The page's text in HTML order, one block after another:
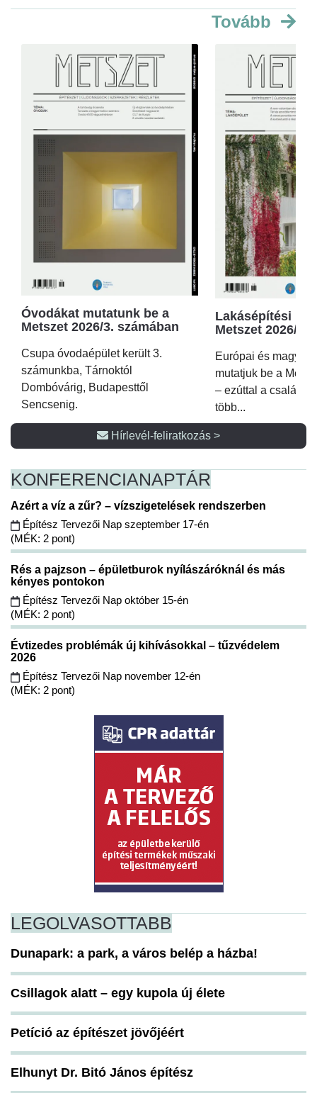
Tovább
Óvodákat mutatunk be a
Metszet 2026/3. számában
Csupa óvodaépület került 3.
számunkba, Tárnoktól
Dombóvárig, Budapesttől
Sencsenig.
Lakásépítési
Metszet 2026/2.
Európai és magyar
mutatjuk be a
– ezúttal a családi
több...
Hírlevél-feliratkozás >
KONFERENCIANAPTÁR
Azért a víz a zűr? – vízszigetelések rendszerben
Építész Tervezői Nap szeptember 17-én
(MÉK: 2 pont)
Rés a pajzson – épületburok nyílászáróknál és más
kényes pontokon
Építész Tervezői Nap október 15-én
(MÉK: 2 pont)
Évtizedes problémák új kihívásokkal – tűzvédelem
2026
Építész Tervezői Nap november 12-én
(MÉK: 2 pont)
LEGOLVASOTTABB
Dunapark: a park, a város belép a házba!
Csillagok alatt – egy kupola új élete
Petíció az építészet jövőjéért
Elhunyt Dr. Bitó János építész